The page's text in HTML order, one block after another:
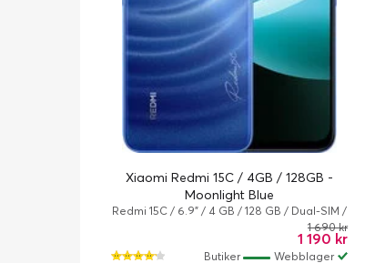
Xiaomi Redmi 15C / 4GB / 128GB -
Moonlight Blue
Redmi 15C / 6.9" / 4 GB / 128 GB / Dual-SIM /
1 190 kr
1 690 kr
Webblager
Butiker